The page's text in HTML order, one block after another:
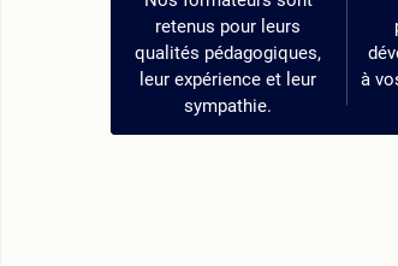
retenus pour leurs
qualités pédagogiques,
leur expérience et leur
sympathie.
à